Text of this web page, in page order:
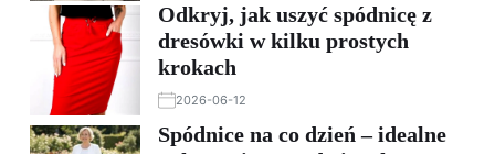
Odkryj, jak uszyć spódnicę z
dresówki w kilku prostych
krokach
2026-06-12
Spódnice na co dzień – idealne